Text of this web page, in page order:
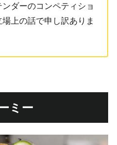
ダーのコンペティショ
上の話で申し訳ありま
ミー